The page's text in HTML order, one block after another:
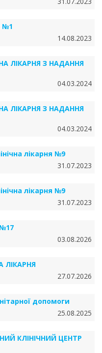
№1
14.08.2023
ЛІКАРНЯ З НАДАННЯ
04.03.2024
ЛІКАРНЯ З НАДАННЯ
04.03.2024
лікарня №9
31.07.2023
лікарня №9
31.07.2023
03.08.2026
ЛІКАРНЯ
27.07.2026
допомоги
25.08.2025
КЛІНІЧНИЙ ЦЕНТР